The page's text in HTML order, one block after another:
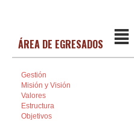
ÁREA DE EGRESADOS
Gestión
Misión y Visión
Valores
Estructura
Objetivos